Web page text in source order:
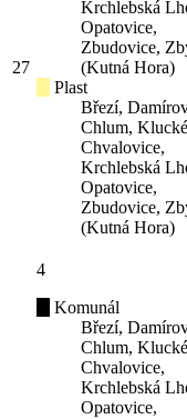
27
Krchlebská
Opatovice,
Zbudovice,
(Kutná Hora)
Plast
Březí,
Chlum, Klucké
Chvalovice,
Krchlebská
Opatovice,
Zbudovice,
(Kutná Hora)
4
Komunál
Březí,
Chlum, Klucké
Chvalovice,
Krchlebská
Opatovice,